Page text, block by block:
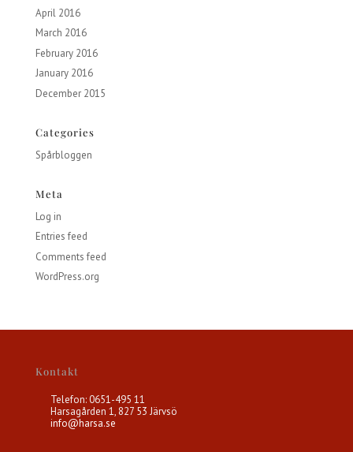
April 2016
March 2016
February 2016
January 2016
December 2015
Categories
Spårbloggen
Meta
Log in
Entries feed
Comments feed
WordPress.org
Kontakt
Telefon: 0651-495 11
Harsagården 1, 827 53 Järvsö
info@harsa.se